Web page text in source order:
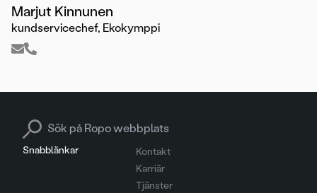
Marjut Kinnunen
kundservicechef, Ekokymppi
Snabblänkar
Kontakt
Karriär
Tjänster
Search for: